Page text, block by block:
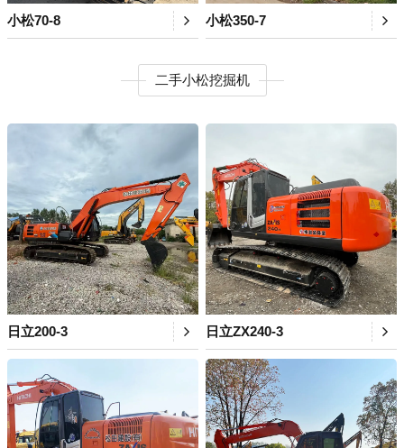
小松70-8 小松350-7
二手小松挖掘机
日立200-3 日立ZX240-3